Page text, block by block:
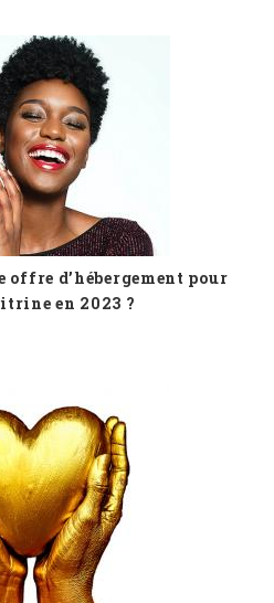
offre d’hébergement pour
en 2023 ?